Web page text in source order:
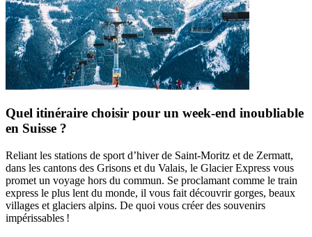
Quel itinéraire choisir pour un week-end inoubliable
en Suisse ?
Reliant les stations de sport d’hiver de Saint-Moritz et de Zermatt,
dans les cantons des Grisons et du Valais, le Glacier Express vous
promet un voyage hors du commun. Se proclamant comme le train
express le plus lent du monde, il vous fait découvrir gorges, beaux
villages et glaciers alpins. De quoi vous créer des souvenirs
impérissables !